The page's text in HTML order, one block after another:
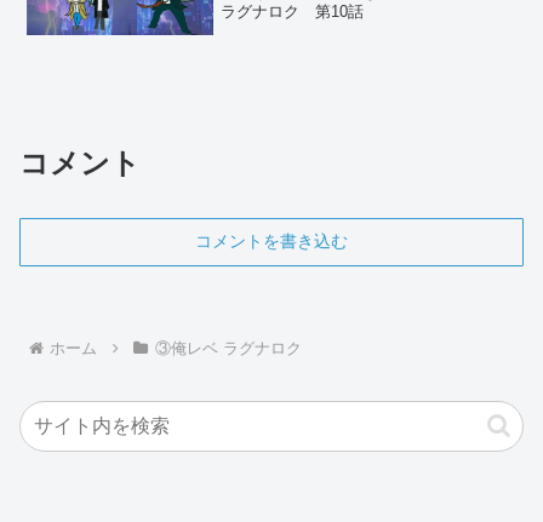
ラグナロク 第10話
コメント
コメントを書き込む
ホーム ③俺レベ ラグナロク